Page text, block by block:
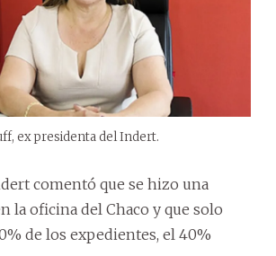
ex presidenta del Indert.
comentó que se hizo una
la oficina del Chaco y que solo
de los expedientes, el 40%